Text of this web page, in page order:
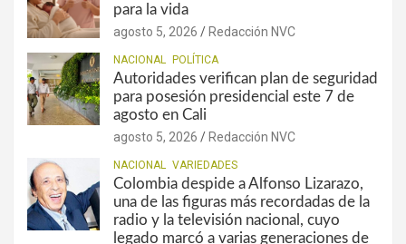
para la vida
agosto 5, 2026 Redacción NVC
NACIONAL POLÍTICA
Autoridades verifican plan de seguridad
para posesión presidencial este 7 de
agosto en Cali
agosto 5, 2026 Redacción NVC
NACIONAL VARIEDADES
Colombia despide a Alfonso Lizarazo,
una de las figuras más recordadas de la
radio y la televisión nacional, cuyo
legado marcó a varias generaciones de